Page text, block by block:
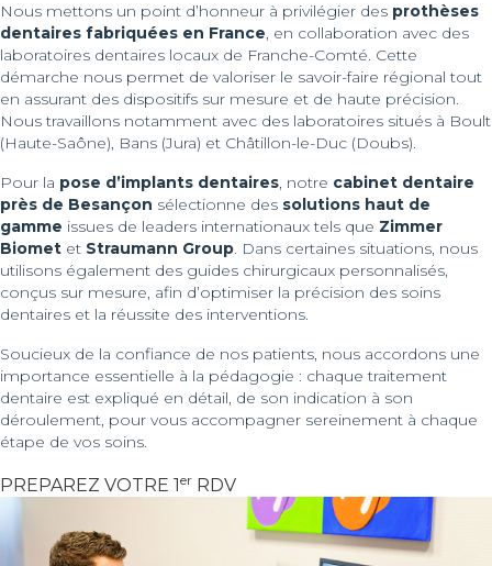
Nous mettons un point d’honneur à privilégier des prothèses
dentaires fabriquées en France, en collaboration avec des
laboratoires dentaires locaux de Franche-Comté. Cette
démarche nous permet de valoriser le savoir-faire régional tout
en assurant des dispositifs sur mesure et de haute précision.
Nous travaillons notamment avec des laboratoires situés à Boult
(Haute-Saône), Bans (Jura) et Châtillon-le-Duc (Doubs).
Pour la pose d’implants dentaires, notre cabinet dentaire
près de Besançon sélectionne des solutions haut de
gamme issues de leaders internationaux tels que Zimmer
Biomet et Straumann Group. Dans certaines situations, nous
utilisons également des guides chirurgicaux personnalisés,
conçus sur mesure, afin d’optimiser la précision des soins
dentaires et la réussite des interventions.
Soucieux de la confiance de nos patients, nous accordons une
importance essentielle à la pédagogie : chaque traitement
dentaire est expliqué en détail, de son indication à son
déroulement, pour vous accompagner sereinement à chaque
étape de vos soins.
PREPAREZ VOTRE 1er RDV